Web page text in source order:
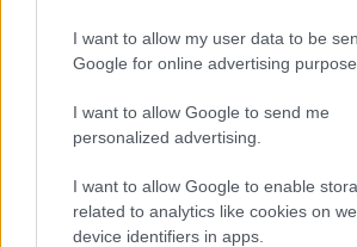
I want to allow my user data to be
Google for online advertising
I want to allow Google to send me
personalized advertising.
I want to allow Google to enable
related to analytics like cookies on
device identifiers in apps.